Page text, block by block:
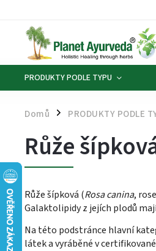
PRODUKTY PODLE TYPU
Domů / PRODUKTY PODLE
Růže
Růže šípková (Rosa canina,
Galaktolipidy z jejích plodů
Na této podstránce hlavní
látek a vyráběné v